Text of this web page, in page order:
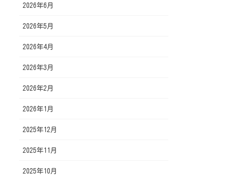
2026年6月
2026年5月
2026年4月
2026年3月
2026年2月
2026年1月
2025年12月
2025年11月
2025年10月